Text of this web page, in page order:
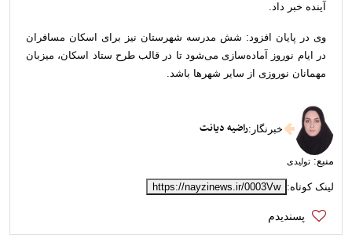
آینده خبر داد.
وی در پایان افزود: شش مدرسه شهرستان نیز برای اسکان مسافران
در ایام نوروز آماده‌سازی می‌شود تا در قالب طرح ستاد اسکان، میزبان
مهمانان نوروزی از سایر شهرها باشد.
خبرنگار :راضیه دیانت
منبع: تولیدی
لینک کوتاه: https://nayzinews.ir/0003Vw